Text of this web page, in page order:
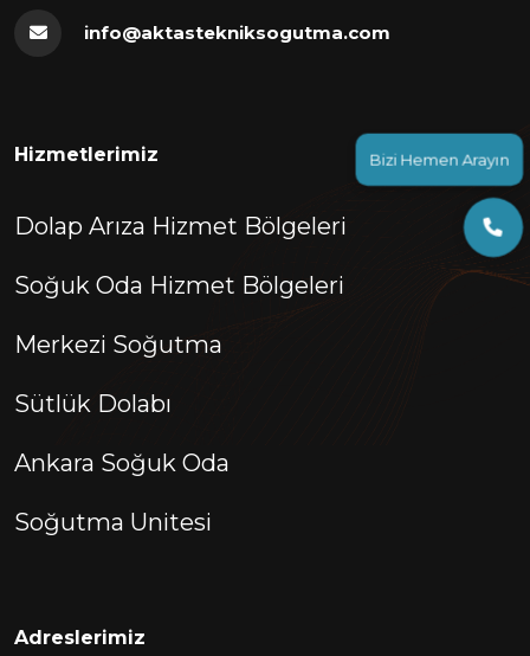
Bizi Hemen Arayın
info@aktastekniksogutma.com
Hizmetlerimiz
Dolap Arıza Hizmet Bölgeleri
Soğuk Oda Hizmet Bölgeleri
Merkezi Soğutma
Sütlük Dolabı
Ankara Soğuk Oda
Soğutma Unitesi
Adreslerimiz